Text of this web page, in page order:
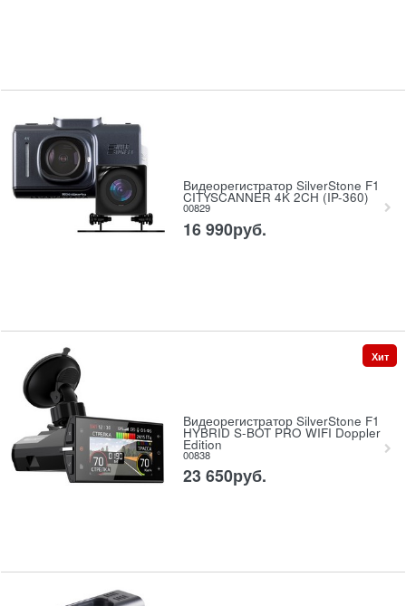
Видеорегистратор SilverStone F1
CITYSCANNER 4K 2CH (IP-360)
00829
16 990руб.
Видеорегистратор SilverStone F1
HYBRID S-BOT PRO WIFI Doppler
Edition
00838
23 650руб.
Хит